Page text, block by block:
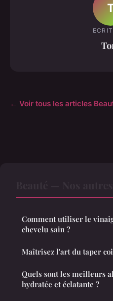
← Voir tous les articles
Comment utiliser le
chevelu sain ?
Maîtrisez l'art du taper
Quels sont les meilleurs
hydratée et éclatante ?